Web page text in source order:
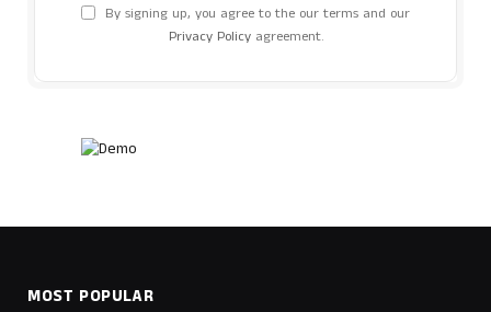
By signing up, you agree to the our terms and our
Privacy Policyagreement.
MOST POPULAR